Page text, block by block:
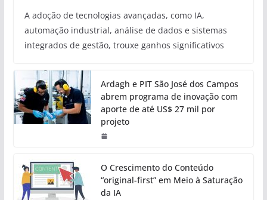
A adoção de tecnologias avançadas, como IA,
automação industrial, análise de dados e sistemas
integrados de gestão, trouxe ganhos significativos
Ardagh e PIT São José dos Campos
abrem programa de inovação com
aporte de até US$ 27 mil por
projeto
O Crescimento do Conteúdo
“original-first” em Meio à Saturação
da IA